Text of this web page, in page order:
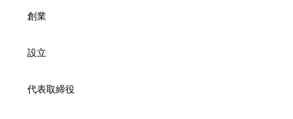
創業
設立
代表取締役